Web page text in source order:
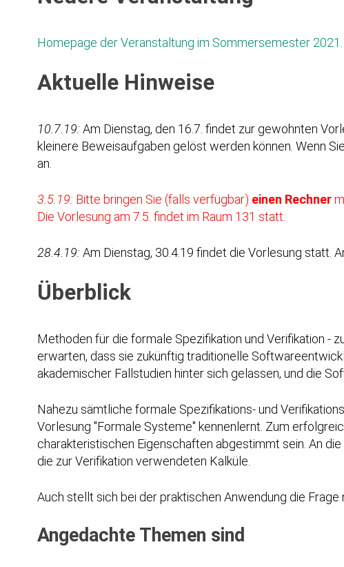
Homepage der Veranstaltung im Sommersemester 2021.
Aktuelle Hinweise
10.7.19: Am Dienstag, den 16.7. findet zur gewohnten
kleinere Beweisaufgaben gelöst werden können. Wenn
an.
3.5.19: Bitte bringen Sie (falls verfügbar) einen Rechner
Die Vorlesung am 7.5. findet im Raum 131 statt.
28.4.19: Am Dienstag, 30.4.19 findet die Vorlesung statt.
Überblick
Methoden für die formale Spezifikation und Verifikation -
erwarten, dass sie zukünftig traditionelle
akademischer Fallstudien hinter sich gelassen, und die
Nahezu sämtliche formale Spezifikations- und
Vorlesung "Formale Systeme" kennenlernt. Zum
charakteristischen Eigenschaften abgestimmt sein. An
die zur Verifikation verwendeten Kalküle.
Auch stellt sich bei der praktischen Anwendung die
Angedachte Themen sind